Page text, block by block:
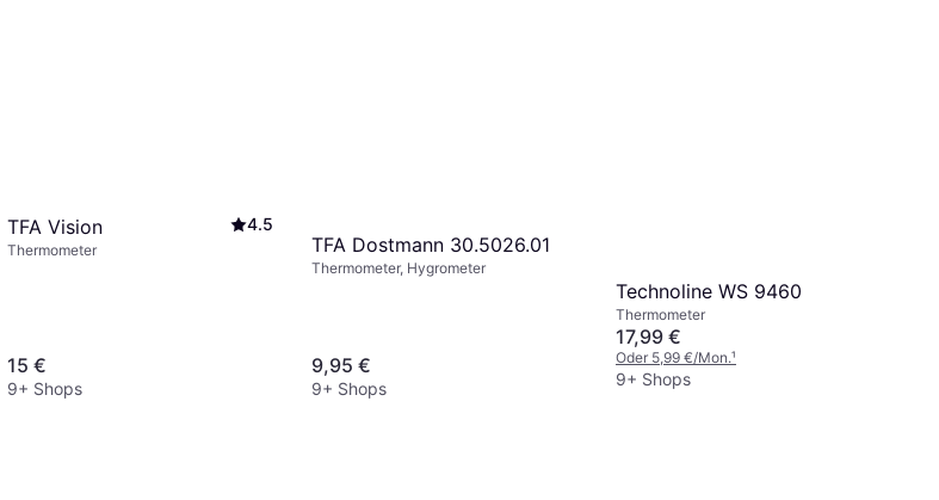
TFA Vision 4.5
Thermometer
15 €
9+ Shops
TFA Dostmann 30.5026.01
Thermometer, Hygrometer
9,95 €
9+ Shops
Technoline WS 9460
Thermometer
17,99 €
Oder 5,99 €/Mon.¹
9+ Shops